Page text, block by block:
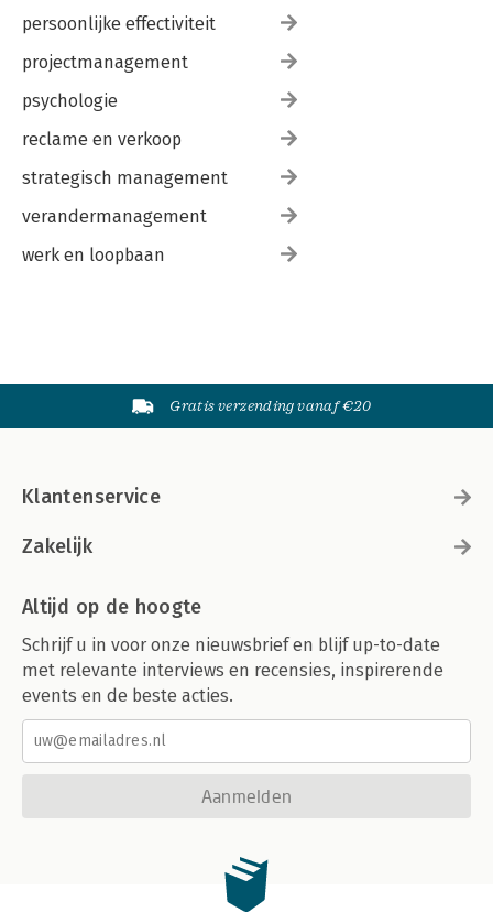
persoonlijke effectiviteit
projectmanagement
psychologie
reclame en verkoop
strategisch management
verandermanagement
werk en loopbaan
Gratis verzending vanaf €20
Klantenservice
Zakelijk
Altijd op de hoogte
Schrijf u in voor onze nieuwsbrief en blijf up-to-date
met relevante interviews en recensies, inspirerende
events en de beste acties.
Aanmelden